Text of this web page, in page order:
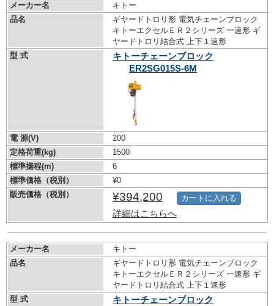
メーカー名
キトー
品名
ギヤードトロリ形 電気チェーンブロック
キトーエクセルＥＲ２シリーズ 一速形 ギ
ヤードトロリ結合式 上下１速形
型 式
キトーチェーンブロック
ER2SG015S-6M
電 源(V)
200
定格荷重(kg)
1500
標準揚程(m)
6
標準価格（税別）
¥0
販売価格（税別）
¥394,200
詳細はこちらへ
カートに入れる
メーカー名
キトー
品名
ギヤードトロリ形 電気チェーンブロック
キトーエクセルＥＲ２シリーズ 一速形 ギ
ヤードトロリ結合式 上下１速形
型 式
キトーチェーンブロック